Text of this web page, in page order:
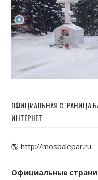
ОФИЦИАЛЬНАЯ СТРАНИЦА
ИНТЕРНЕТ
🌎 http://mosbalepar.ru
Официальные